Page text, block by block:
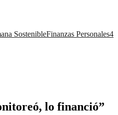
SostenibleFinanzas Personales4
lo financió”